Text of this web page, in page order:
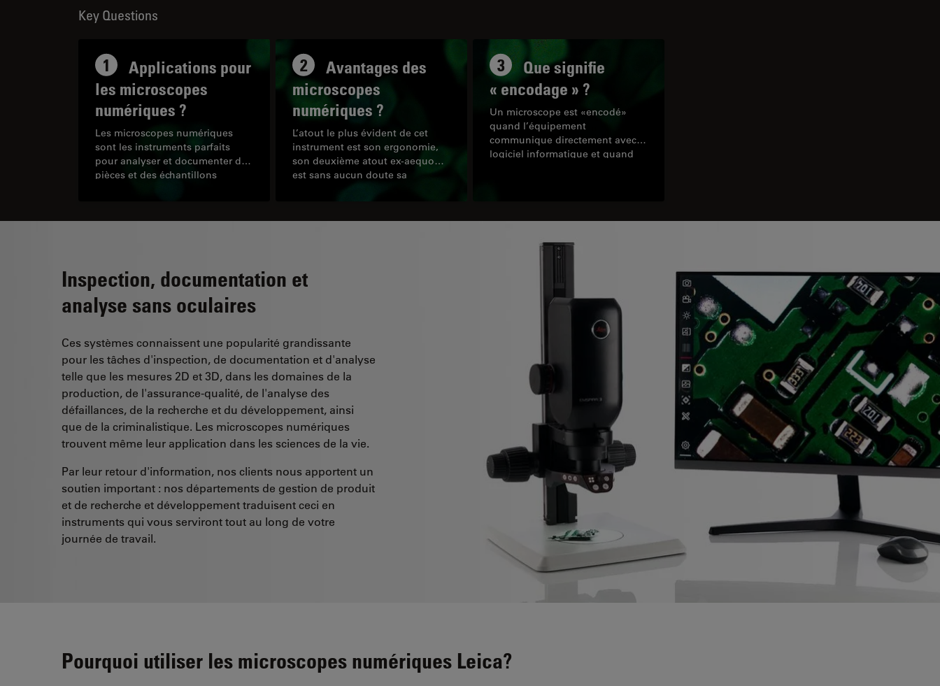
Key Questions
1
Applications pour
les microscopes
numériques ?
Les microscopes numériques
sont les instruments parfaits
pour analyser et documenter des
pièces et des échantillons
2
Avantages des
microscopes
numériques ?
L’atout le plus évident de cet
instrument est son ergonomie,
son deuxième atout ex-aequo
est sans aucun doute sa
3
Que signifie
« encodage » ?
Un microscope est «encodé»
quand l’équipement
communique directement avec le
logiciel informatique et quand
paramètres spécifiques sont
désignées comme des valeurs de
Inspection, documentation et
analyse sans oculaires
Ces systèmes connaissent une popularité grandissante
pour les tâches d'inspection, de documentation et d'analyse
telle que les mesures 2D et 3D, dans les domaines de la
production, de l'assurance-qualité, de l'analyse des
défaillances, de la recherche et du développement, ainsi
que de la criminalistique. Les microscopes numériques
trouvent même leur application dans les sciences de la vie.
Par leur retour d'information, nos clients nous apportent un
soutien important : nos départements de gestion de produit
et de recherche et développement traduisent ceci en
instruments qui vous serviront tout au long de votre
journée de travail.
Pourquoi utiliser les microscopes numériques Leica?